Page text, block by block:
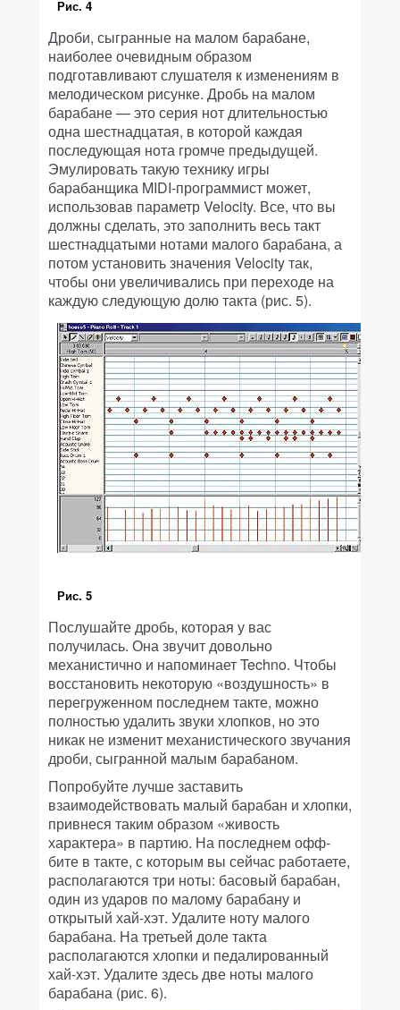
Рис. 4
Дроби, сыгранные на малом барабане,
наиболее очевидным образом
подготавливают слушателя к изменениям в
мелодическом рисунке. Дробь на малом
барабане — это серия нот длительностью
одна шестнадцатая, в которой каждая
последующая нота громче предыдущей.
Эмулировать такую технику игры
барабанщика MIDI-программист может,
использовав параметр Velocity. Все, что вы
должны сделать, это заполнить весь такт
шестнадцатыми нотами малого барабана, а
потом установить значения Velocity так,
чтобы они увеличивались при переходе на
каждую следующую долю такта (рис. 5).
Рис. 5
Послушайте дробь, которая у вас
получилась. Она звучит довольно
механистично и напоминает Techno. Чтобы
восстановить некоторую «воздушность» в
перегруженном последнем такте, можно
полностью удалить звуки хлопков, но это
никак не изменит механистического звучания
дроби, сыгранной малым барабаном.
Попробуйте лучше заставить
взаимодействовать малый барабан и хлопки,
привнеся таким образом «живость
характера» в партию. На последнем офф-
бите в такте, с которым вы сейчас работаете,
располагаются три ноты: басовый барабан,
один из ударов по малому барабану и
открытый хай-хэт. Удалите ноту малого
барабана. На третьей доле такта
располагаются хлопки и педалированный
хай-хэт. Удалите здесь две ноты малого
барабана (рис. 6).